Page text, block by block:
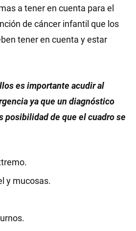
a tener en cuenta para el
de cáncer infantil que los
tener en cuenta y estar
es importante acudir al
ya que un diagnóstico
posibilidad de que el cuadro se
y mucosas.